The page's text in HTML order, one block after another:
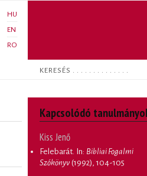
HU
EN
RO
Keresés
Kapcsolódó
Kiss Jenő
Felebarát . In: Bibliai Fogalmi
Szókönyv (1992), 104-105